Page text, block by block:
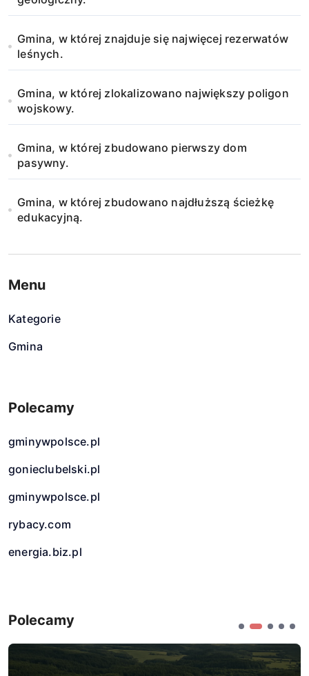
Gmina, w której znajduje się najwięcej rezerwatów
leśnych.
Gmina, w której zlokalizowano największy poligon
wojskowy.
Gmina, w której zbudowano pierwszy dom
pasywny.
Gmina, w której zbudowano najdłuższą ścieżkę
edukacyjną.
Menu
Kategorie
Gmina
Polecamy
gminywpolsce.pl
gonieclubelski.pl
gminywpolsce.pl
rybacy.com
energia.biz.pl
Polecamy